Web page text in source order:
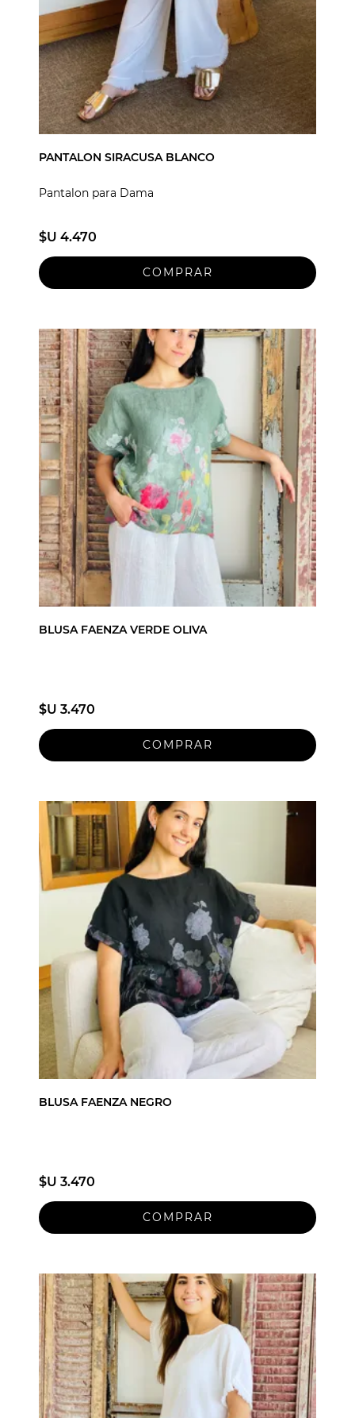
PANTALON SIRACUSA BLANCO
Pantalon para Dama
$U 4.470
BLUSA FAENZA VERDE OLIVA
$U 3.470
BLUSA FAENZA NEGRO
$U 3.470